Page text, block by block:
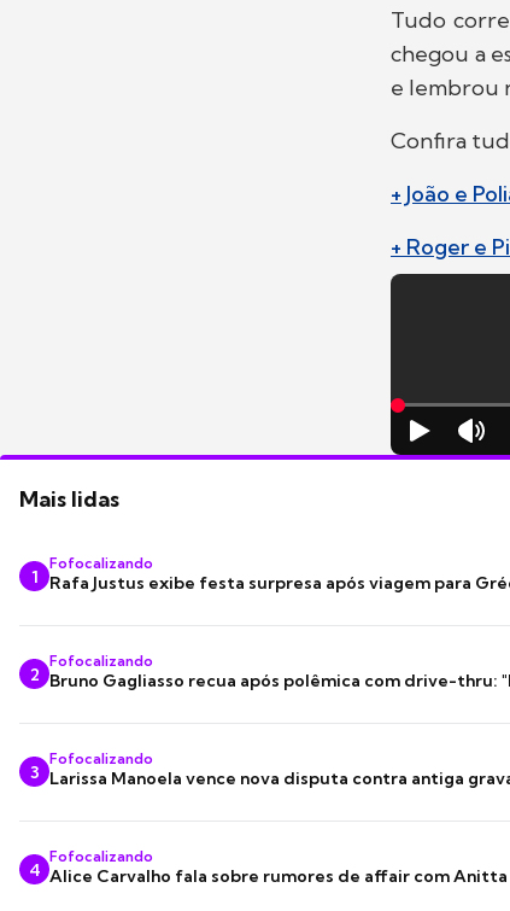
Tudo
chegou a
e lembrou
Confira
+ João e
+ Roger e
Mais lidas
1
Fofocalizando
Rafa Justus exibe festa surpresa após viagem para
2
Fofocalizando
Bruno Gagliasso recua após polêmica com drive-thru:
3
Fofocalizando
Larissa Manoela vence nova disputa contra antiga
4
Fofocalizando
Alice Carvalho fala sobre rumores de affair com Anitta